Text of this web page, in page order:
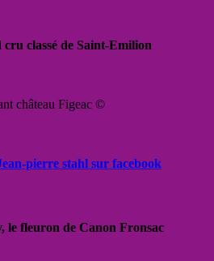
classé de Saint-Emilion
château Figeac ©
pierre stahl sur facebook
le fleuron de Canon Fronsac